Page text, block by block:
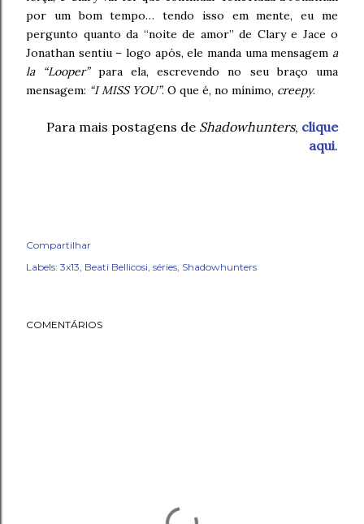
por um bom tempo… tendo isso em mente, eu me
pergunto quanto da “noite de amor” de Clary e Jace o
Jonathan sentiu – logo após, ele manda uma mensagem a
la “Looper” para ela, escrevendo no seu braço uma
mensagem: “I MISS YOU”. O que é, no mínimo, creepy.
Para mais postagens de Shadowhunters, clique
aqui.
Compartilhar
Labels: 3x13 Beati Bellicosi séries Shadowhunters
COMENTÁRIOS